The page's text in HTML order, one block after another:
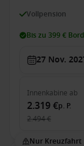
Vollpension
Bis zu 399 €
27 Nov.
Innenkabine ab
2.319 €p. P.
2.494 €
Nur Kreuzfahrt